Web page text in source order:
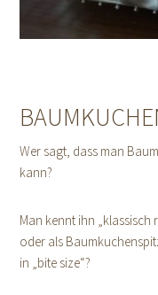
Wer sagt, dass man
kann?
Man kennt ihn
oder als
in „bite size“?